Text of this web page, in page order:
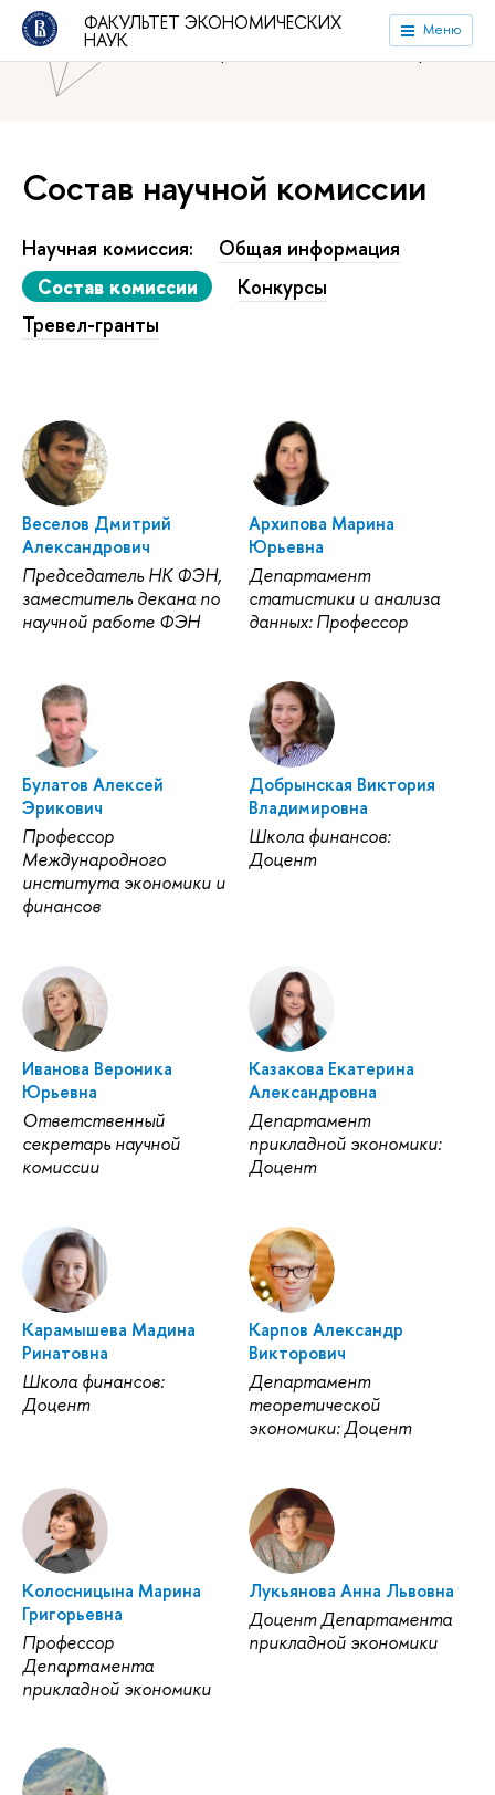
ФАКУЛЬТЕТ ЭКОНОМИЧЕСКИХ
НАУК Меню
Национальный исследовательский университет «Высшая
школа экономики»
Факультет экономических наук
Состав научной комиссии
Научная комиссия:
Общая информация
Состав комиссии
Конкурсы
Тревел-гранты
Веселов Дмитрий
Александрович
Председатель НК ФЭН,
заместитель декана по
научной работе ФЭН
Архипова Марина
Юрьевна
Департамент
статистики и анализа
данных: Профессор
Булатов Алексей
Эрикович
Профессор
Международного
института экономики и
финансов
Добрынская Виктория
Владимировна
Школа финансов:
Доцент
Иванова Вероника
Юрьевна
Ответственный
секретарь научной
комиссии
Казакова Екатерина
Александровна
Департамент
прикладной экономики:
Доцент
Карамышева Мадина
Ринатовна
Школа финансов:
Доцент
Карпов Александр
Викторович
Департамент
теоретической
экономики: Доцент
Колосницына Марина
Григорьевна
Профессор
Департамента
прикладной экономики
Лукьянова Анна Львовна
Доцент Департамента
прикладной экономики